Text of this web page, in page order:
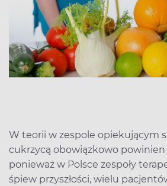
W teorii w zespole opiekującym
cukrzycą obowiązkowo
ponieważ w Polsce zespoły
śpiew przyszłości, wielu